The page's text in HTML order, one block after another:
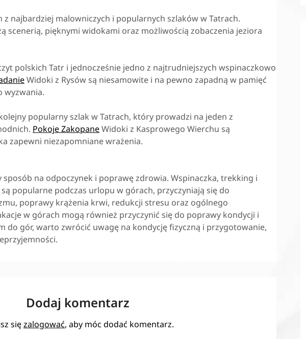
z najbardziej malowniczych i popularnych szlaków w Tatrach.
scenerią, pięknymi widokami oraz możliwością zobaczenia jeziora
polskich Tatr i jednocześnie jedno z najtrudniejszych wspinaczkowo
Widoki z Rysów są niesamowite i na pewno zapadną w pamięć
wyzwania.
popularny szlak w Tatrach, który prowadzi na jeden z
Pokoje ZakopaneWidoki z Kasprowego Wierchu są
zapewni niezapomniane wrażenia.
sposób na odpoczynek i poprawę zdrowia. Wspinaczka, trekking i
popularne podczas urlopu w górach, przyczyniają się do
poprawy krążenia krwi, redukcji stresu oraz ogólnego
w górach mogą również przyczynić się do poprawy kondycji i
do gór, warto zwrócić uwagę na kondycję fizyczną i przygotowanie,
Dodaj komentarz
sięzalogować, aby móc dodać komentarz.